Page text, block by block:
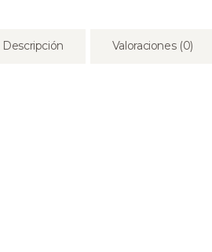
Descripción Valoraciones (0)